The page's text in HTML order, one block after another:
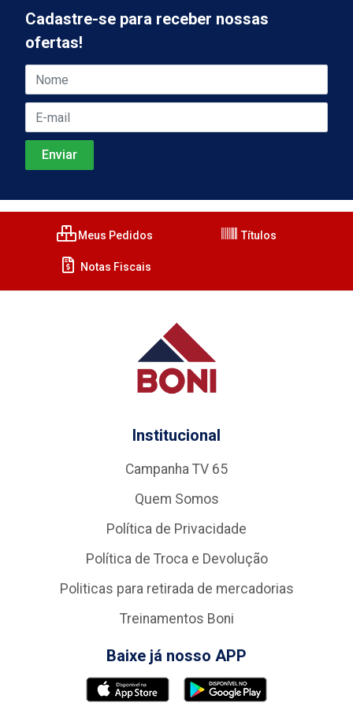
Cadastre-se para receber nossas
ofertas!
Meus Pedidos Títulos
Notas Fiscais
Institucional
Campanha TV 65
Quem Somos
Política de Privacidade
Política de Troca e Devolução
Politicas para retirada de mercadorias
Treinamentos Boni
Baixe já nosso APP